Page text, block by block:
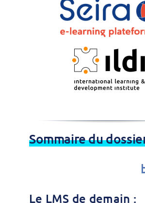
Sommaire du
Le LMS de demain :